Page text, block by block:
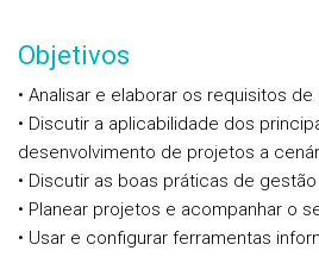
Objetivos
• Analisar e elaborar os requisitos
• Discutir a aplicabilidade dos
desenvolvimento de projetos a
• Discutir as boas práticas de
• Planear projetos e acompanhar o
• Usar e configurar ferramentas